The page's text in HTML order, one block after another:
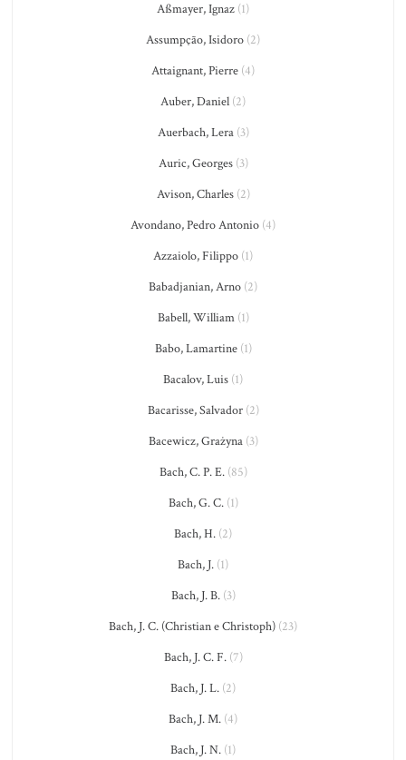
Aßmayer, Ignaz (1)
Assumpção, Isidoro (2)
Attaignant, Pierre (4)
Auber, Daniel (2)
Auerbach, Lera(3)
Auric, Georges(3)
Avison, Charles(2)
Avondano, Pedro Antonio (4)
Azzaiolo, Filippo (1)
Babadjanian, Arno (2)
Babell, William(1)
Babo, Lamartine(1)
Bacalov, Luis (1)
Bacarisse, Salvador(2)
Bacewicz, Grażyna(3)
Bach, C. P. E.(85)
Bach, G. C.(1)
Bach, H. (2)
Bach, J. (1)
Bach, J. B.(3)
Bach, J. C. (Christian e Christoph) (23)
Bach, J. C. F.(7)
Bach, J. L. (2)
Bach, J. M. (4)
Bach, J. N. (1)